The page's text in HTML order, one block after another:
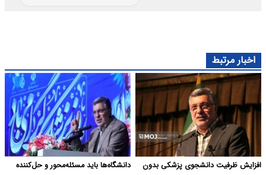
اخبار مرتبط
افزایش ظرفیت دانشجوی پزشکی بدون
دانشگاه‌ها باید مسئله‌محور و حل‌کننده